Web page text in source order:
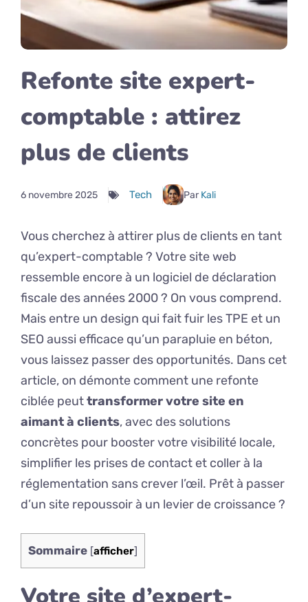
Refonte site expert-
comptable : attirez
plus de clients
6 novembre 2025 Tech Par Kali
Vous cherchez à attirer plus de clients en tant
qu’expert-comptable ? Votre site web
ressemble encore à un logiciel de déclaration
fiscale des années 2000 ? On vous comprend.
Mais entre un design qui fait fuir les TPE et un
SEO aussi efficace qu’un parapluie en béton,
vous laissez passer des opportunités. Dans cet
article, on démonte comment une refonte
ciblée peuttransformer votre site en
aimant à clients, avec des solutions
concrètes pour booster votre visibilité locale,
simplifier les prises de contact et coller à la
réglementation sans crever l’œil. Prêt à passer
d’un site repoussoir à un levier de croissance ?
Sommaire [afficher]